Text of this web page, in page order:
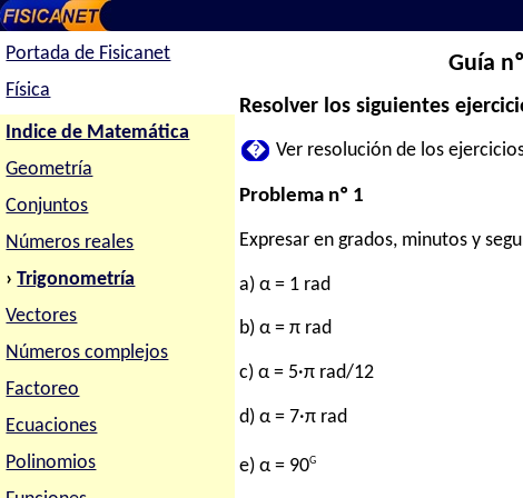
Portada de Fisicanet
Física
Indice de Matemática
Geometría
Conjuntos
Números reales
›Trigonometría
Vectores
Números complejos
Factoreo
Ecuaciones
Polinomios
Guía
Resolver los siguientes
� Ver resolución de los
Problema nº 1
Expresar en grados, minutos y
a) α = 1 rad
b) α = π rad
c) α = 5·π rad/12
d) α = 7·π rad
e) α = 90G